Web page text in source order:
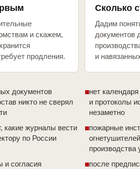
и скажем,
продления.
Сколько
Дадим
документов
и
документов
никто не сверял
нет
и протоколы
незаметно
какие журналы вести
по России
пожарные
производства
и согласия
после